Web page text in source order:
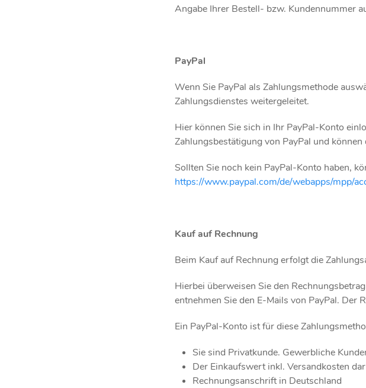
Angabe Ihrer Bestell- bzw. Kundennummer
PayPal
Wenn Sie PayPal als Zahlungsmethode
Zahlungsdienstes weitergeleitet.
Hier können Sie sich in Ihr PayPal-Konto
Zahlungsbestätigung von PayPal und
Sollten Sie noch kein PayPal-Konto haben,
https://www.paypal.com/de/webapps/mpp/
Kauf auf Rechnung
Beim Kauf auf Rechnung erfolgt die
Hierbei überweisen Sie den
entnehmen Sie den E-Mails von PayPal. Der
Ein PayPal-Konto ist für diese
Sie sind Privatkunde. Gewerbliche
Der Einkaufswert inkl. Versandkosten
Rechnungsanschrift in Deutschland